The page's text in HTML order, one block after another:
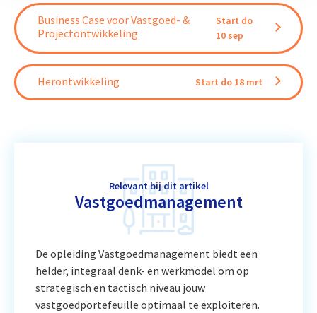
Business Case voor Vastgoed- &
Projectontwikkeling
Start do
10 sep
Herontwikkeling Start do 18 mrt
Relevant bij dit artikel
Vastgoedmanagement
De opleiding Vastgoedmanagement biedt een
helder, integraal denk- en werkmodel om op
strategisch en tactisch niveau jouw
vastgoedportefeuille optimaal te exploiteren.